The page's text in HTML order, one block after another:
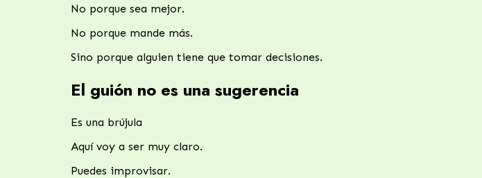
No porque sea mejor.
No porque mande más.
Sino porque alguien tiene que tomar decisiones.
El guión no es una sugerencia
Es una brújula
Aquí voy a ser muy claro.
Puedes improvisar.